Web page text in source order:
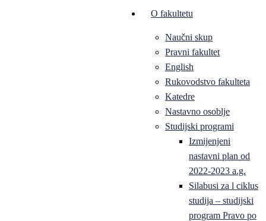
O fakultetu
Naučni skup
Pravni fakultet
English
Rukovodstvo fakulteta
Katedre
Nastavno osoblje
Studijski programi
Izmijenjeni
nastavni plan od
2022-2023 a.g.
Silabusi za l ciklus
studija – studijski
program Pravo po